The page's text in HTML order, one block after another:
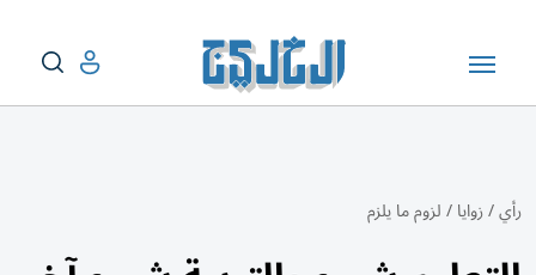
رأي/زوايا/لزوم ما يلزم